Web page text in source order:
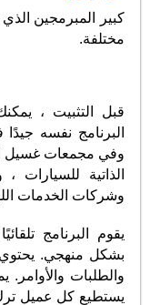
كبير المبرمجين
مختلفة.
قبل التثبيت ،
البرنامج نفسه
وفي مجمعات غسيل
الذاتية
وشركات الخدمات
يقوم البرنامج
بشكل منهجي. يحتوي
والطلبات
يستطيع كل عميل ترك